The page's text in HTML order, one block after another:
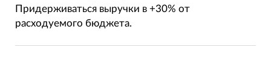
Придерживаться выручки в +30% от
расходуемого бюджета.